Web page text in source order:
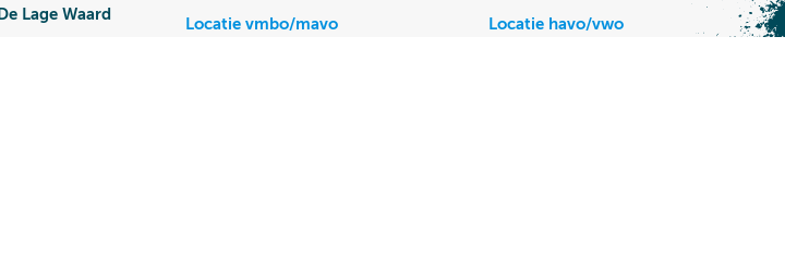
Lage Waard
Locatie vmbo/mavo
Locatie havo/vwo